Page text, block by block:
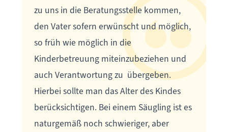
zu uns in die Beratungsstelle kommen,
den Vater sofern erwünscht und möglich,
so früh wie möglich in die
Kinderbetreuung miteinzubeziehen und
auch Verantwortung zu übergeben.
Hierbei sollte man das Alter des Kindes
berücksichtigen. Bei einem Säugling ist es
naturgemäß noch schwieriger, aber